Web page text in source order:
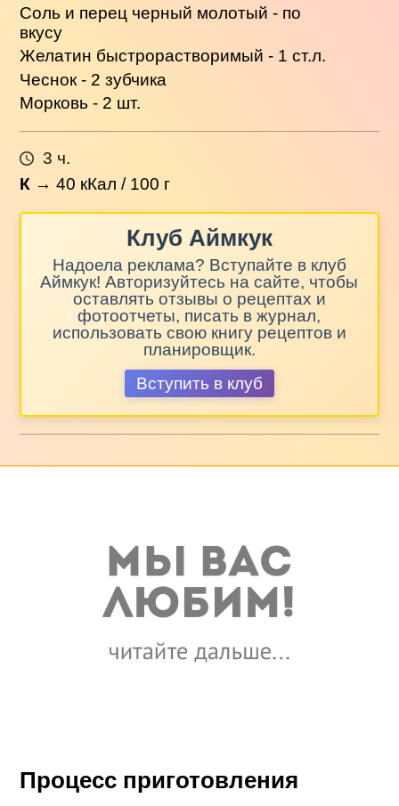
Соль и перец черный молотый - по
вкусу
Желатин быстрорастворимый - 1 ст.л.
Чеснок - 2 зубчика
Морковь - 2 шт.
3 ч.
К →40 кКал / 100 г
Клуб Аймкук
Надоела реклама? Вступайте в клуб
Аймкук! Авторизуйтесь на сайте, чтобы
оставлять отзывы о рецептах и
фотоотчеты, писать в журнал,
использовать свою книгу рецептов и
планировщик.
Вступить в клуб
Процесс приготовления